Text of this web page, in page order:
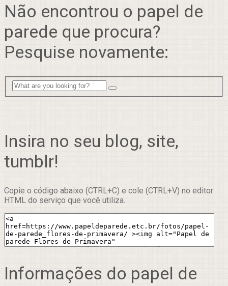
Não encontrou o papel de
parede que procura?
Pesquise novamente:
Insira no seu blog, site,
tumblr!
Copie o código abaixo (CTRL+C) e cole (CTRL+V) no editor
HTML do serviço que você utiliza.
Informações do papel de